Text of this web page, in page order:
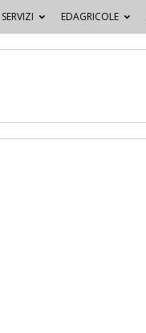
SERVIZI EDAGRICOLE